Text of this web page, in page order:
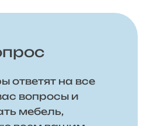
на все
вопросы и
мебель,